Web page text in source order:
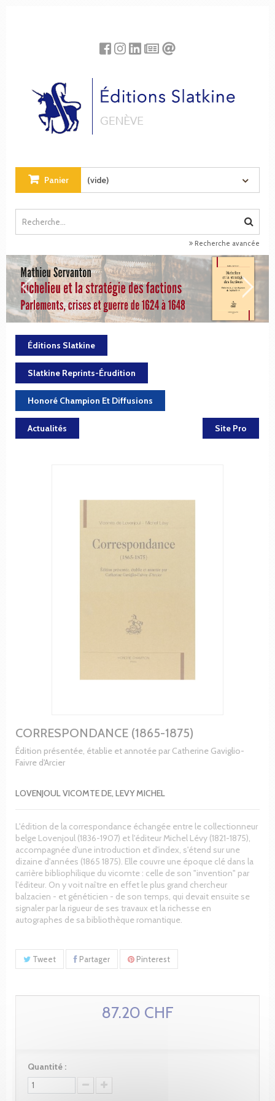
Panier (vide)
Recherche avancée
Éditions Slatkine
Slatkine Reprints-Érudition
Honoré Champion Et Diffusions
Actualités Site Pro
CORRESPONDANCE (1865-1875)
Édition présentée, établie et annotée par Catherine Gaviglio-
Faivre d'Arcier
LOVENJOUL VICOMTE DE, LEVY MICHEL
L'édition de la correspondance échangée entre le collectionneur
belge Lovenjoul (1836-1907) et l'éditeur Michel Lévy (1821-1875),
accompagnée d'une introduction et d'index, s'étend sur une
dizaine d'années (1865 1875). Elle couvre une époque clé dans la
carrière bibliophilique du vicomte : celle de son "invention" par
l'éditeur. On y voit naître en effet le plus grand chercheur
balzacien - et généticien - de son temps, qui devait ensuite se
signaler par la rigueur de ses travaux et la richesse en
autographes de sa bibliothèque romantique.
Tweet Partager Pinterest
87.20 CHF
Quantité :